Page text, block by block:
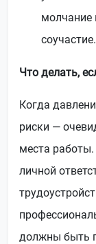
молчание
соучастие.
Что делать,
Когда
риски —
места
личной
должны быть